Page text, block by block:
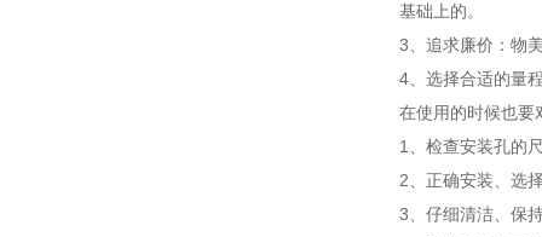
基础上的。
3、追求廉价：物
4、选择合适的量
在使用的时候也要
1、检查安装孔的
2、正确安装、选
3、仔细清洁、保